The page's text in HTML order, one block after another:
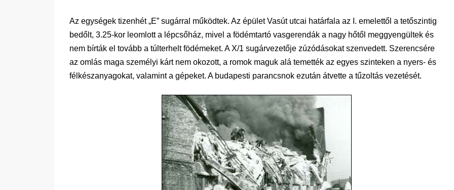
Az egységek tizenhét „E” sugárral működtek. Az épület Vasút utcai határfala az I. emelettől a tetőszintig
bedőlt, 3.25-kor leomlott a lépcsőház, mivel a födémtartó vasgerendák a nagy hőtől meggyengültek és
nem bírták el tovább a túlterhelt födémeket. A X/1 sugárvezetője zúzódásokat szenvedett. Szerencsére
az omlás maga személyi kárt nem okozott, a romok maguk alá temették az egyes szinteken a nyers- és
félkészanyagokat, valamint a gépeket. A budapesti parancsnok ezután átvette a tűzoltás vezetését.